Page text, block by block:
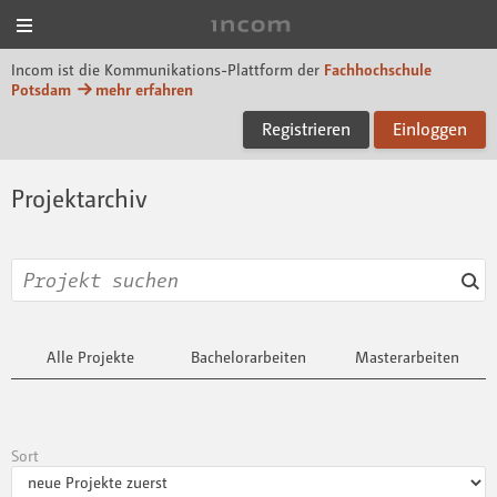
Incom ist die Kommunikations-Plattform der Fachhochschule
Potsdam
mehr erfahren
Registrieren Einloggen
Projektarchiv
Alle Projekte Bachelorarbeiten Masterarbeiten
Sort